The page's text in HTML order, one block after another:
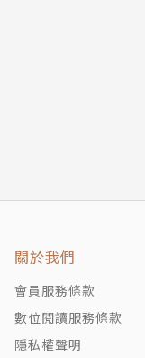
關於我們
會員服務條款
數位閱讀服務條款
隱私權聲明